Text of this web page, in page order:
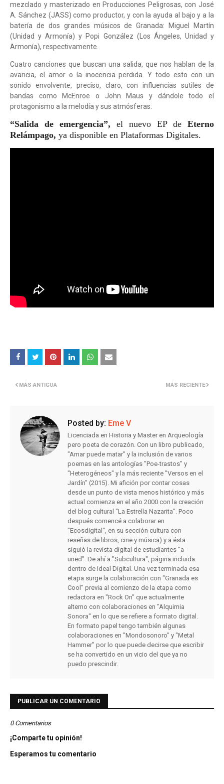
mezclado y masterizado en Producciones Peligrosas, con José
A. Sánchez (JASS) como productor, y con la ayuda al bajo y a la
batería de dos grandes músicos de Granada: Miguel Martín
(Unidad y Armonía) y Popi González (Los Ángeles, Unidad y
Armonía), respectivamente.
Cuatro canciones que buscan una salida, que nos hablan de la
avaricia, el amor o la inocencia perdida. Y todo esto con un
sonido envolvente, preciso, claro, con influencias sutiles de
bandas como McEnroe o John Maus y dándole todo el
protagonismo a la melodía y sus atmósferas.
“Salida de emergencia”, el nuevo EP de Eterno
Relámpago, ya disponible en Plataformas Digitales.
MÁS RECIENTE
MÁS ANTIGUA
Posted by: Eme V
Licenciada en Historia y Master en Arqueología
pero poeta de corazón. Con un libro publicado,
"Amar puede matar" y la inclusión de varios
poemas en las antologías "Poe-trastos" y
"Heterogéneos" y la más reciente "Versos en el
Jardín" (2015). Mi afición por contar cosas
desde un punto de vista menos histórico y más
actual comienza en el año 2000 con la creación
del blog cultural "La Estrella Nazarita". Poco
después comencé a colaborar en
"Ecosdigital", en su sección cultura con
reseñas de libros, cine y música) y a ésta
siguió la revista digital de estudiantes "a-
uned". De ahí a "Subcultura", página incluida
dentro de Ideal Digital. Una vez terminada esa
etapa surge la colaboración con "Granada es
Cool" previa al comienzo de la etapa como
redactora en "Rock On" que actualmente
alterno con colaboraciones en "Alquimia
Sonora" en lo que se refiere a formato digital.
En formato papel tengo también algunas
colaboraciones en "Mondosonoro" y "Metal
Hammer" por lo que puede decirse que escribir
se ha convertido en un vicio del que ya no
puedo prescindir.
PUBLICAR UN COMENTARIO
0 Comentarios
¡Comparte tu opinión!
Esperamos tu comentario